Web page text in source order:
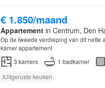
€ 1.850/maand
Appartementin Centrum, Den
Op de tweede verdieping van dit nette
kamer appartement
3 kamers 1 badkamer
IUitgeruste keuken